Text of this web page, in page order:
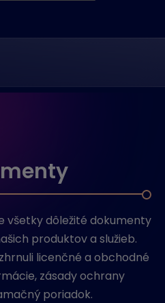
všetky dôležité dokumenty
produktov a služieb.
licenčné a obchodné
zásady ochrany
poriadok.